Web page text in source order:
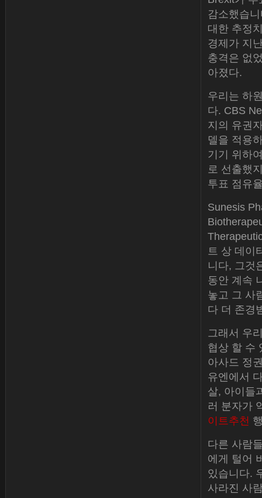
감소했습
대한 추정
경제가 지
충격은 없
아졌다.
우리는 하
다. CBS
지의 유권
델을 적용
기기 위하
로 선출했
투표 점유
Sunesis
트 상 데이
니다, 그것
동안 계속
놓고 그 사
다 더 존경
그래서 우
협상 할 수
아사드 정
유엔에서
살, 아이들
러 분자가
이트추천
다른 사람
에게 털어
있습니다.
사라진 사